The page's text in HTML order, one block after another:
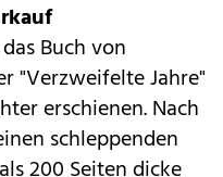
Buch von
"Verzweifelte Jahre"
erschienen. Nach
schleppenden